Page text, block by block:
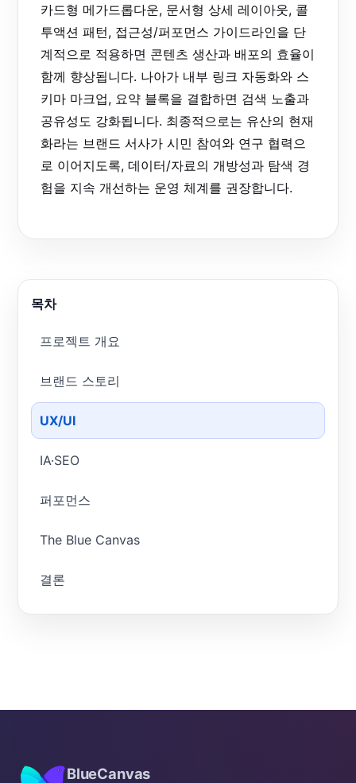
카드형 메가드롭다운, 문서형 상세 레이아웃, 콜
투액션 패턴, 접근성/퍼포먼스 가이드라인을 단
계적으로 적용하면 콘텐츠 생산과 배포의 효율이
함께 향상됩니다. 나아가 내부 링크 자동화와 스
키마 마크업, 요약 블록을 결합하면 검색 노출과
공유성도 강화됩니다. 최종적으로는 유산의 현재
화라는 브랜드 서사가 시민 참여와 연구 협력으
로 이어지도록, 데이터/자료의 개방성과 탐색 경
험을 지속 개선하는 운영 체계를 권장합니다.
목차
프로젝트 개요
브랜드 스토리
UX/UI
IA·SEO
퍼포먼스
The Blue Canvas
결론
BlueCanvas